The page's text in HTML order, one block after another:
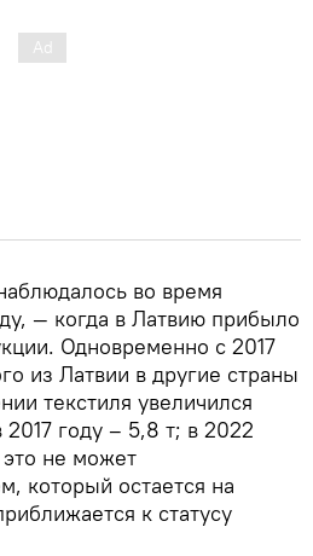
во время
— когда в Латвию прибыло
Одновременно с 2017
из Латвии в другие страны
текстиля увеличился
году – 5,8 т; в 2022
это не может
который остается на
к статусу